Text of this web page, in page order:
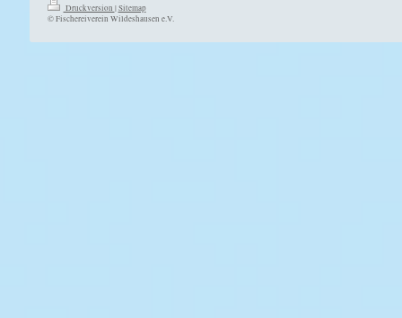
Druckversion |Sitemap
© Fischereiverein Wildeshausen e.V.